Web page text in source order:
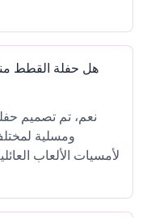
هل حفلة القطط
نعم، تم تصميم
ومسلية
لأمسيات الألعاب